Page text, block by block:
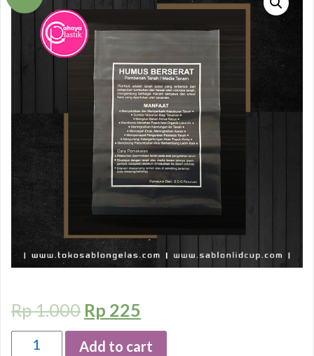
Rp1.000 Rp 225
Quantity Add to cart